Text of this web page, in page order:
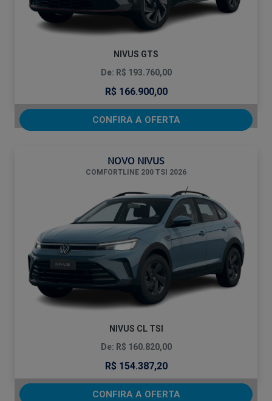
NIVUS GTS
De: R$ 193.760,00
R$ 166.900,00
CONFIRA A OFERTA
NOVO NIVUS
COMFORTLINE 200 TSI 2026
NIVUS CL TSI
De: R$ 160.820,00
R$ 154.387,20
CONFIRA A OFERTA